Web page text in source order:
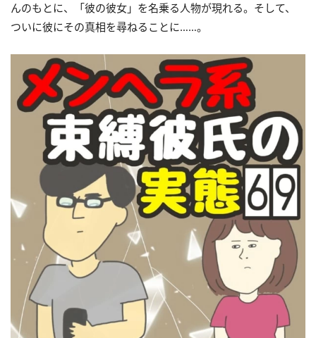
んのもとに、「彼の彼女」を名乗る人物が現れる。そして、
ついに彼にその真相を尋ねることに……。